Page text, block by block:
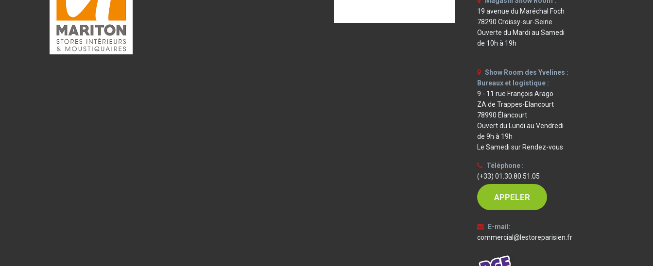
19 avenue du Maréchal Foch
78290 Croissy-sur-Seine
Ouverte du Mardi au Samedi
de 10h à 19h
Show Room des Yvelines :
Bureaux et logistique :
9 - 11 rue François Arago
ZA de Trappes-Elancourt
78990 Élancourt
Ouvert du Lundi au Vendredi
de 9h à 19h
Le Samedi sur Rendez-vous
Téléphone :
(+33) 01.30.80.51.05
APPELER
E-mail:
commercial@lestoreparisien.fr